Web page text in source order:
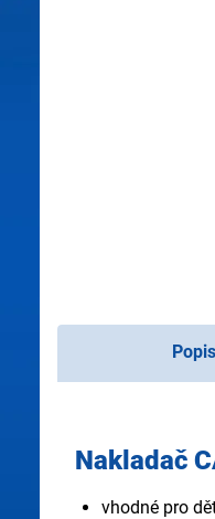
Popis
Nakladač
vhodné pro